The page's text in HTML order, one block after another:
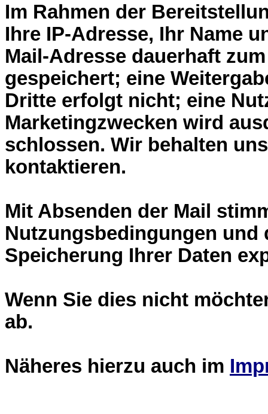
Im Rahmen der
Ihre IP-Adresse, Ihr Name
Mail-Adresse dauerhaft
gespeichert; eine
Dritte erfolgt nicht; eine
Marketingzwecken wird
schlossen. Wir behalten
kontaktieren.
Mit Absenden der Mail
Nutzungsbedingungen und
Speicherung Ihrer Daten
Wenn Sie dies nicht
ab.
Näheres hierzu auch im